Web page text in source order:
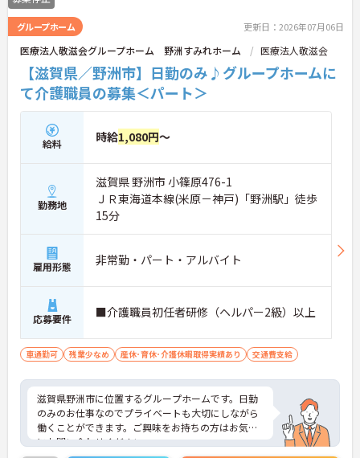
グループホーム 更新日：2026年07月06日
医療法人敬滋会グループホーム 野洲すみれホーム 医療法人敬滋会
【滋賀県／野洲市】日勤のみ♪グループホームに
て介護職員の募集＜パート＞
給料 時給1,080円～
勤務地
滋賀県 野洲市 小篠原476-1
ＪＲ東海道本線(米原－神戸)「野洲駅」徒歩
15分
雇用形態 非常勤・パート・アルバイト
応募要件 ■介護職員初任者研修（ヘルパー2級）以上
車通勤可 残業少なめ 産休･育休･介護休暇取得実績あり 交通費支給
滋賀県野洲市に位置するグループホームです。日勤
のみのお仕事なのでプライベートも大切にしながら
働くことができます。ご興味をお持ちの方はお気軽
にお問い合わせください。